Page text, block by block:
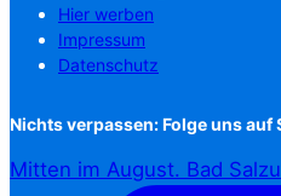
Hier werben
Impressum
Datenschutz
Nichts verpassen: Folge uns auf
Mitten im August. Bad